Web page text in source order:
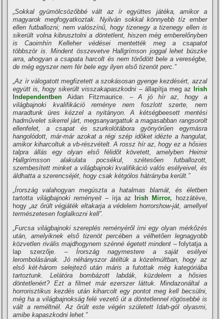
„Sokkal gyümölcsözőbbé vált az ír együttes játéka, amikor a
magyarok megfogyatkoztak. Nyilván sokkal könnyebb tíz ember
ellen futballozni; nem valószínű, hogy tizenegy a tizenegy ellen is
sikerült volna kibrusztolni a döntetlent, hiszen még emberelőnyben
is Caoimhín Kelleher védései mentették meg a csapatot
többször is. Mindent összevetve Hallgrímson joggal lehet büszke
arra, ahogyan a csapata harcolt és nem törődött bele a vereségbe,
de még egyszer nem fér bele egy ilyen első tizenöt perc.”
„Az ír válogatott megfizetett a szokásosan gyenge kezdésért, azzal
együtt is, hogy sikerült visszakapaszkodni – állapítja meg az
Irish
Independentben Aidan Fitzmaurice. – A jó hír az, hogy a
világbajnoki kvalifikáció reménye nem foszlott szerte, nem
maradtunk üres kézzel a nyitányon. A kétségbeesett mentési
hadművelet sikerrel járt, megsanyargattuk a magasabban rangsorolt
ellenfelet, a csapat és szurkolótábora gyönyörűen egymásra
hangolódott, már-már azokat a régi szép időket idézte a hangulat,
amikor kiharcoltuk a vb-részvételt. A rossz hír az, hogy ez a hősies
talpra állás egy olyan első félidőt követett, amelyben Heimir
Hallgrímsson alakulata pocsékul, szétesően futballozott,
szembesített minket a világbajnoki kvalifikáció valós esélyeivel, és
áldhatta a szerencséjét, hogy csak kétgólos hátrányba került.”
„Írország valahogyan megúszta a hatalmas blamát, és életben
tartotta világbajnoki reményeit – írja az Irish Mirror,
hozzátéve,
hogy „az őrült végjáték eltakarja a védelem horrorshow-ját, amellyel
természetesen foglalkozni kell”.
„Furcsa világbajnoki szereplés reményéről írni egy olyan mérkőzés
után, amelyiknek első tizenöt percében a vélhetően legnagyobb
közvetlen rivális majdhogynem szénné égetett mindent –folytatja a
lap szerzője. – Írország nagymestere a saját esélyei
lerombolásának. Jó néhányszor átéltük a közelmúltban, hogy az
első két-három selejtező után máris a futottak még kategóriába
tartoztunk. Lelátóra bombázott labdák, küzdelem a hősies
döntetlenért? Ezt a filmet már ezerszer láttuk. Mindazonáltal a
horrorisztikus kezdés után kiharcolt egy pontot meg kell becsülni,
még ha a világbajnokság felé vezető út a döntetlennel rögösebbé is
vált a reméltnél. Az őrült este végén született Idah-gól olyasmi,
amibe kapaszkodni lehet.”